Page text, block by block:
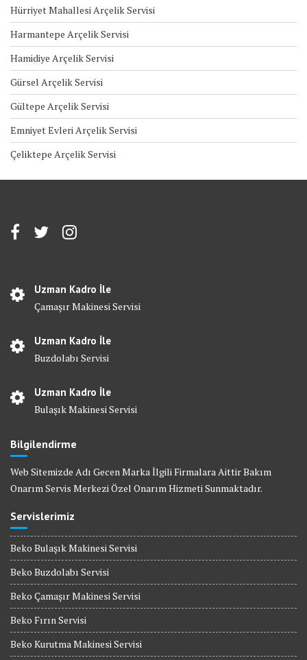
Hürriyet Mahallesi Arçelik Servisi
Harmantepe Arçelik Servisi
Hamidiye Arçelik Servisi
Gürsel Arçelik Servisi
Gültepe Arçelik Servisi
Emniyet Evleri Arçelik Servisi
Çeliktepe Arçelik Servisi
Uzman Kadro İle
Çamaşır Makinesi Servisi
Uzman Kadro İle
Buzdolabı Servisi
Uzman Kadro İle
Bulaşık Makinesi Servisi
Bilgilendirme
Web Sitemizde Adı Gecen Marka İlgili Firmalara Aittir Bakım
Onarım Servis Merkezi Özel Onarım Hizmeti Sunmaktadır.
Servislerimiz
Beko Bulaşık Makinesi Servisi
Beko Buzdolabı Servisi
Beko Çamaşır Makinesi Servisi
Beko Fırın Servisi
Beko Kurutma Makinesi Servisi